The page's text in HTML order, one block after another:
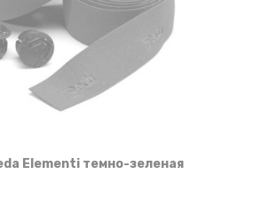
Elementi темно-зеленая